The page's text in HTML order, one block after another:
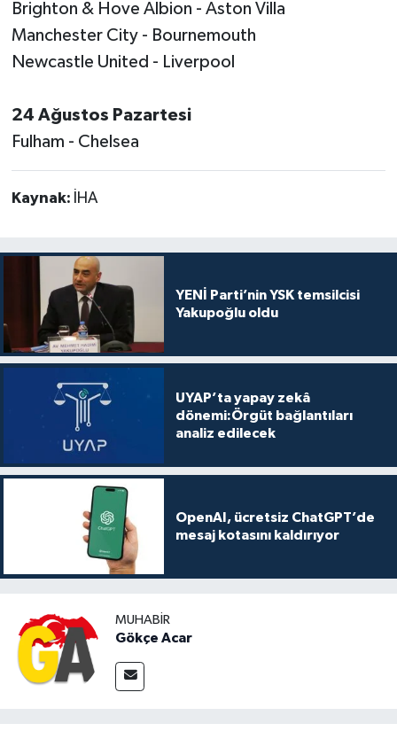
Brighton & Hove Albion - Aston Villa
Manchester City - Bournemouth
Newcastle United - Liverpool
24 Ağustos Pazartesi
Fulham - Chelsea
Kaynak: İHA
YENİ Parti’nin YSK temsilcisi
Yakupoğlu oldu
UYAP’ta yapay zekâ
dönemi:Örgüt bağlantıları
analiz edilecek
OpenAI, ücretsiz ChatGPT’de
mesaj kotasını kaldırıyor
MUHABIR
Gökçe Acar